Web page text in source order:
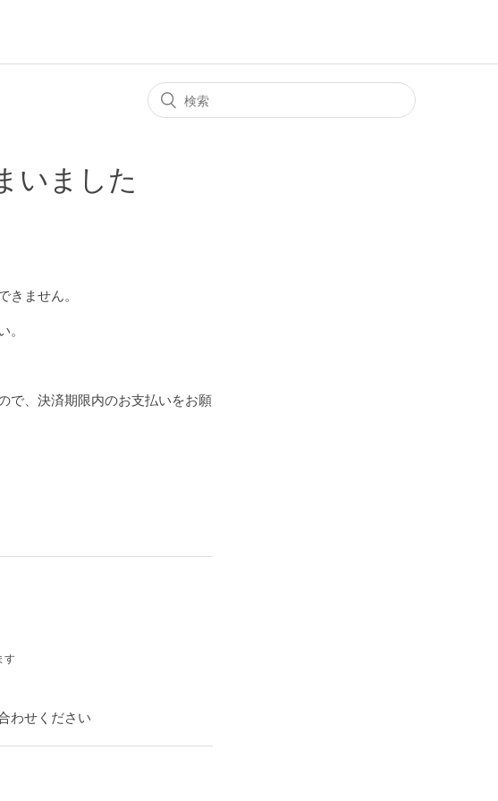
いました
ません。
で、決済期限内のお支払いをお願
す
わせください